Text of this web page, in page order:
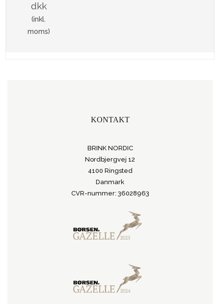
dkk
(inkl.
moms)
KONTAKT
BRINK NORDIC
Nordbjergvej 12
4100 Ringsted
Danmark
CVR-nummer: 36028963